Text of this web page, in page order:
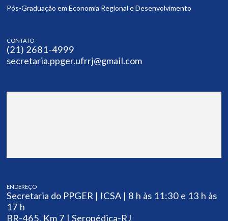
Pós-Graduação em Economia Regional e Desenvolvimento
CONTATO
(21) 2681-4999
secretaria.ppger.ufrrj@gmail.com
ENDEREÇO
Secretaria do PPGER | ICSA | 8 h às 11:30 e 13 h às
17 h
BR-465, Km 7 | Seropédica-RJ